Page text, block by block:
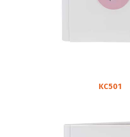
KC501